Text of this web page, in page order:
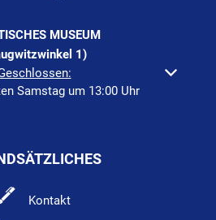
MUSEUM
1)
oder Schließzeiten
Samstag um 13:00 Uhr
Kontakt